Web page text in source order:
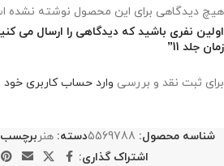
هیچ دیدگاهی برای این محصول نوشته نشده
اولین نفری باشید که دیدگاهی را ارسال می
زمان جلد 11”
برای ثبت نقد و بررسی وارد حساب کاربری خود
شناسه محصول: 5569788دسته: هنر
اشتراک گذاری: